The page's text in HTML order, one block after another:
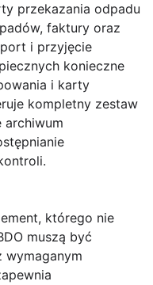
przekazania odpadu
faktury oraz
i przyjęcie
konieczne
i karty
kompletny zestaw
archiwum
którego nie
muszą być
wymaganym